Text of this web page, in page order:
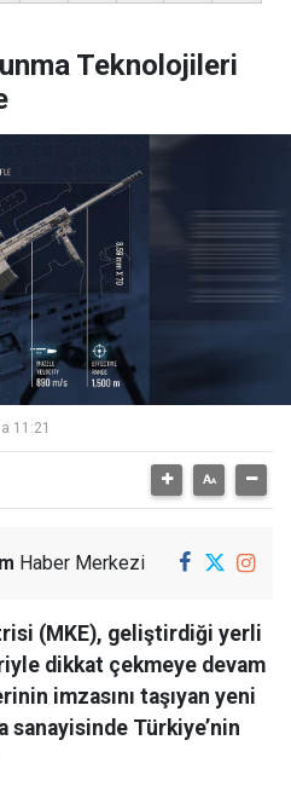
Teknolojileri
11:21
Haber Merkezi
(MKE), geliştirdiği yerli
dikkat çekmeye devam
imzasını taşıyan yeni
sanayisinde Türkiye’nin